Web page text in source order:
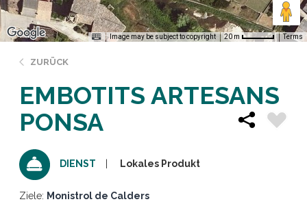
Image may be subject to copyright 20 m Terms
ZURÜCK
EMBOTITS ARTESANS
PONSA
DIENST Lokales Produkt
Ziele: Monistrol de Calders